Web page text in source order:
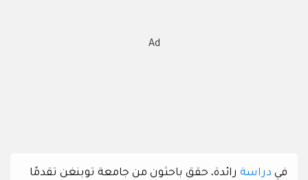
Ad
في دراسة رائدة، حقق باحثون من جامعة توبنغن تقدمًا